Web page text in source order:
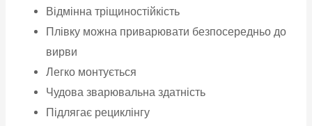
Відмінна тріщиностійкість
Плівку можна приварювати безпосередньо до
вирви
Легко монтується
Чудова зварювальна здатність
Підлягає рециклінгу